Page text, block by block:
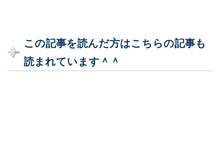
この記事を読んだ方はこちらの記事も
読まれています＾＾